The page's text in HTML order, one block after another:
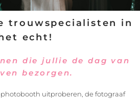
trouwspecialisten in
echt!
die jullie de dag van
bezorgen.
uitproberen, de fotograaf